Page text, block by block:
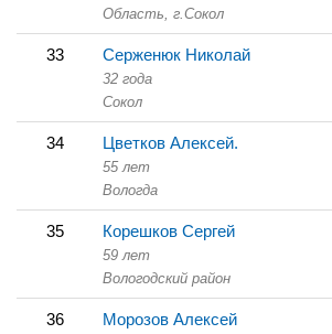
Область, г.Сокол
33 Серженюк Николай
32 года
Сокол
34 Цветков Алексей.
55 лет
Вологда
35 Корешков Сергей
59 лет
Вологодский район
36 Морозов Алексей